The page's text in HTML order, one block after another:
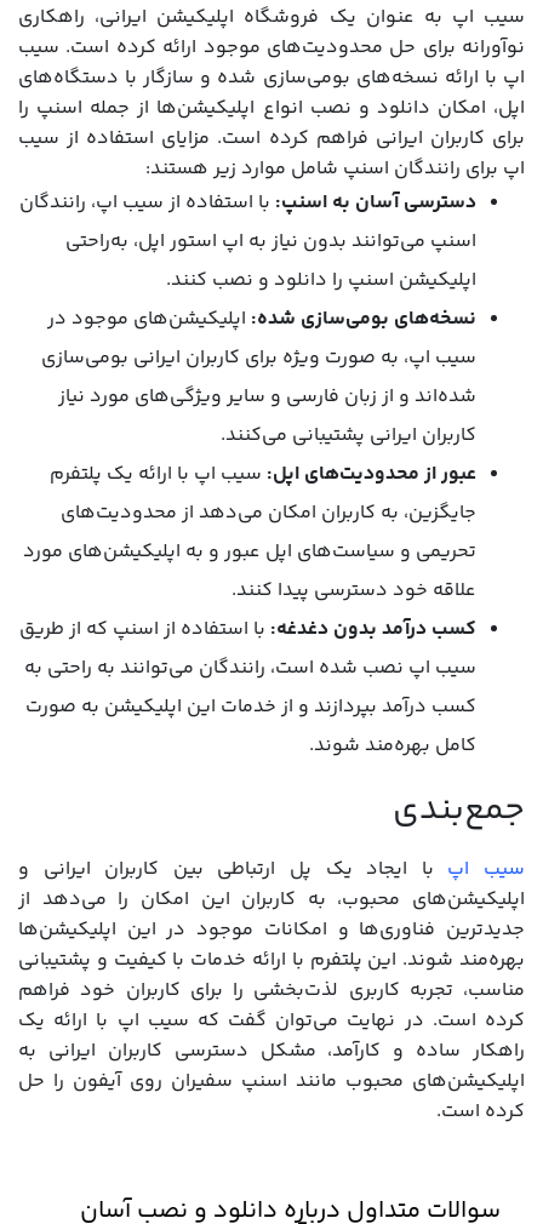
سیب اپ به عنوان یک فروشگاه اپلیکیشن ایرانی، راهکاری
نوآورانه برای حل محدودیت‌‌های موجود ارائه کرده است. سیب
اپ با ارائه نسخه‌های بومی‌سازی شده و سازگار با دستگاه‌های
اپل، امکان دانلود و نصب انواع اپلیکیشن‌ها از جمله اسنپ را
برای کاربران ایرانی فراهم کرده است. مزایای استفاده از سیب
اپ برای رانندگان اسنپ شامل موارد زیر هستند:
دسترسی آسان به اسنپ: با استفاده از سیب اپ، رانندگان
اسنپ می‌توانند بدون نیاز به اپ استور اپل، به‌راحتی
اپلیکیشن اسنپ را دانلود و نصب کنند.
نسخه‌های بومی‌سازی شده: اپلیکیشن‌های موجود در
سیب اپ، به صورت ویژه برای کاربران ایرانی بومی‌سازی
شده‌اند و از زبان فارسی و سایر ویژگی‌های مورد نیاز
کاربران ایرانی پشتیبانی می‌کنند.
عبور از محدودیت‌های اپل: سیب اپ با ارائه یک پلتفرم
جایگزین، به کاربران امکان می‌دهد از محدودیت‌های
تحریمی و سیاست‌های اپل عبور و به اپلیکیشن‌های مورد
علاقه خود دسترسی پیدا کنند.
کسب درآمد بدون دغدغه: با استفاده از اسنپ که از طریق
سیب اپ نصب شده است، رانندگان می‌توانند به راحتی به
کسب درآمد بپردازند و از خدمات این اپلیکیشن به صورت
کامل بهره‌مند شوند.
جمع‌بندی
سیب‌ اپ با ایجاد یک پل ارتباطی بین کاربران ایرانی و
اپلیکیشن‌های محبوب، به کاربران این امکان را می‌دهد از
جدیدترین فناوری‌ها و امکانات موجود در این اپلیکیشن‌ها
بهره‌مند شوند. این پلتفرم با ارائه خدمات با کیفیت و پشتیبانی
مناسب، تجربه کاربری لذت‌بخشی را برای کاربران خود فراهم
کرده است. در نهایت می‌توان گفت که سیب‌ اپ با ارائه یک
راهکار ساده و کارآمد، مشکل دسترسی کاربران ایرانی به
اپلیکیشن‌های محبوب مانند اسنپ سفیران روی آیفون را حل
کرده است.
سوالات متداول درباره دانلود و نصب آسان